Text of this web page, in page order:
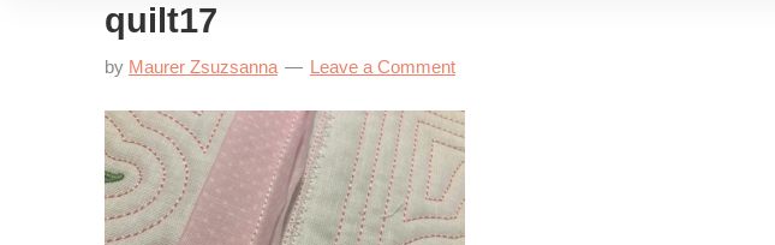
quilt17
by Maurer Zsuzsanna Leave a Comment